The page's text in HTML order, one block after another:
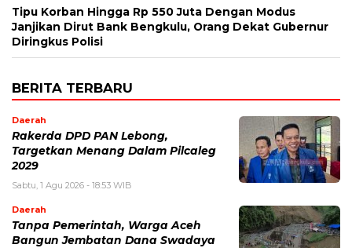
Tipu Korban Hingga Rp 550 Juta Dengan Modus
Janjikan Dirut Bank Bengkulu, Orang Dekat Gubernur
Diringkus Polisi
BERITA TERBARU
Daerah
Rakerda DPD PAN Lebong,
Targetkan Menang Dalam Pilcaleg
2029
Sabtu, 1 Agu 2026 - 18:53 WIB
Daerah
Tanpa Pemerintah, Warga Aceh
Bangun Jembatan Dana Swadaya